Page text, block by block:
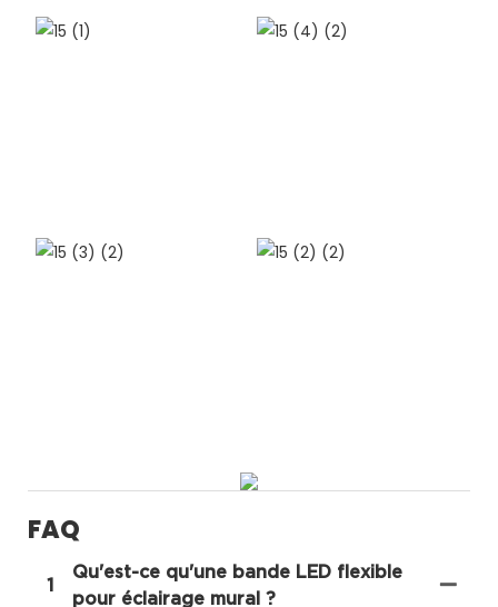
FAQ
1
Qu'est-ce qu'une bande LED flexible
pour éclairage mural ?